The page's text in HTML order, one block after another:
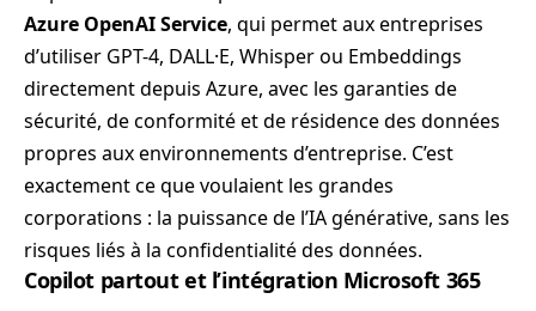
Azure OpenAI Service, qui permet aux entreprises
d’utiliser GPT-4, DALL·E, Whisper ou Embeddings
directement depuis Azure, avec les garanties de
sécurité, de conformité et de résidence des données
propres aux environnements d’entreprise. C’est
exactement ce que voulaient les grandes
corporations : la puissance de l’IA générative, sans les
risques liés à la confidentialité des données.
Copilot partout et l’intégration Microsoft 365